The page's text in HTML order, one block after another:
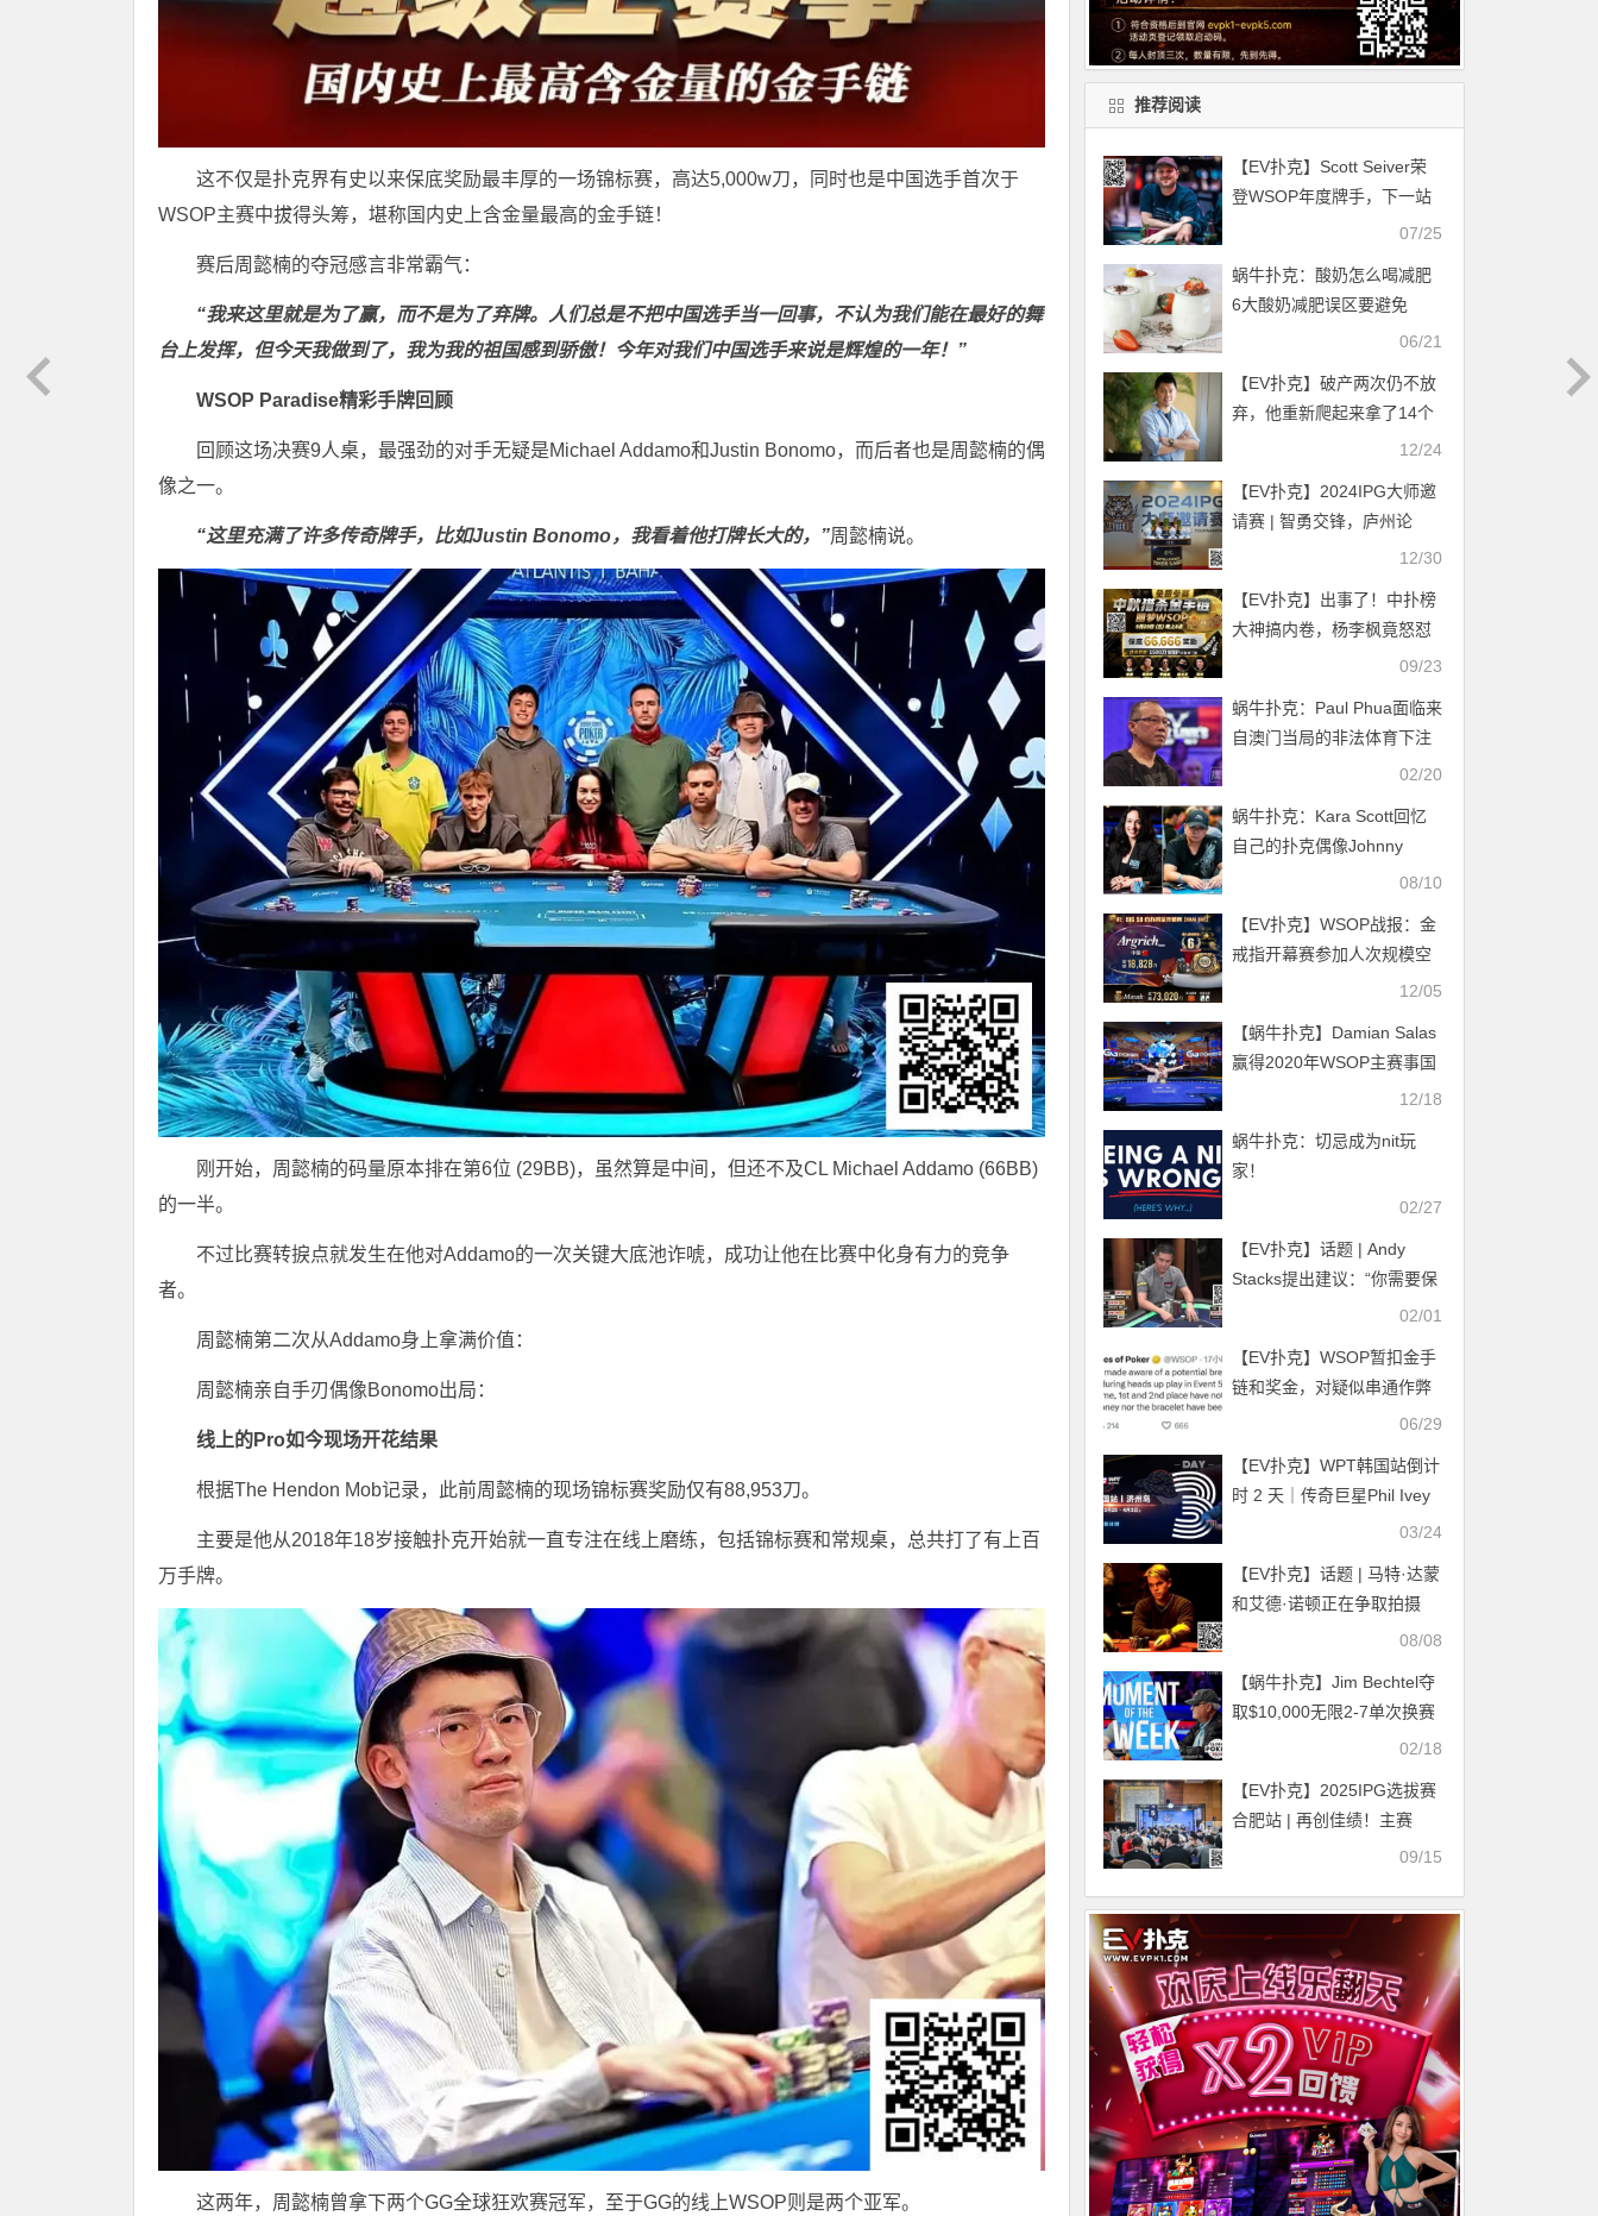
这不仅是扑克界有史以来保底奖励最丰厚的一场锦标赛，高达5,000w刀，同时也是中国选手首次于
WSOP主赛中拔得头筹，堪称国内史上含金量最高的金手链！
赛后周懿楠的夺冠感言非常霸气：
“我来这里就是为了赢，而不是为了弃牌。人们总是不把中国选手当一回事，不认为我们能在最好的舞
台上发挥，但今天我做到了，我为我的祖国感到骄傲！今年对我们中国选手来说是辉煌的一年！”
WSOP Paradise精彩手牌回顾
回顾这场决赛9人桌，最强劲的对手无疑是Michael Addamo和Justin Bonomo，而后者也是周懿楠的偶
像之一。
“这里充满了许多传奇牌手，比如Justin Bonomo，我看着他打牌长大的，”周懿楠说。
刚开始，周懿楠的码量原本排在第6位 (29BB)，虽然算是中间，但还不及CL Michael Addamo (66BB)
的一半。
不过比赛转捩点就发生在他对Addamo的一次关键大底池诈唬，成功让他在比赛中化身有力的竞争
者。
周懿楠第二次从Addamo身上拿满价值：
周懿楠亲自手刃偶像Bonomo出局：
线上的Pro如今现场开花结果
根据The Hendon Mob记录，此前周懿楠的现场锦标赛奖励仅有88,953刀。
主要是他从2018年18岁接触扑克开始就一直专注在线上磨练，包括锦标赛和常规桌，总共打了有上百
万手牌。
这两年，周懿楠曾拿下两个GG全球狂欢赛冠军，至于GG的线上WSOP则是两个亚军。
推荐阅读
【EV扑克】Scott Seiver荣
登WSOP年度牌手，下一站
07/25
蜗牛扑克：酸奶怎么喝减肥
6大酸奶减肥误区要避免
06/21
【EV扑克】破产两次仍不放
弃，他重新爬起来拿了14个
12/24
【EV扑克】2024IPG大师邀
请赛 | 智勇交锋，庐州论
牌！主赛A组209人参赛80人
12/30
【EV扑克】出事了！中扑榜
大神搞内卷，杨李枫竟怒怼
徐强、罗曦湘不S不休？09/23
蜗牛扑克：Paul Phua面临来
自澳门当局的非法体育下注
02/20
蜗牛扑克：Kara Scott回忆
自己的扑克偶像Johnny
08/10
【EV扑克】WSOP战报：金
戒指开幕赛参加人次规模空
前，国人双进FT斩获佳绩！
12/05
【蜗牛扑克】Damian Salas
赢得2020年WSOP主赛事国
12/18
蜗牛扑克：​切忌成为nit玩
家！
02/27
【EV扑克】话题 | Andy
Stacks提出建议：“你需要保
持平衡，以免精疲力尽”02/01
【EV扑克】WSOP暂扣金手
链和奖金，对疑似串通作弊
06/29
【EV扑克】WPT韩国站倒计
时 2 天｜传奇巨星Phil Ivey
03/24
【EV扑克】话题 | 马特·达蒙
和艾德·诺顿正在争取拍摄
08/08
【蜗牛扑克】Jim Bechtel夺
取$10,000无限2-7单次换赛
02/18
【EV扑克】2025IPG选拔赛
合肥站 | 再创佳绩！主赛
1608人次参赛刷新历史记
焕、董平，分别领跑C/D组
09/15